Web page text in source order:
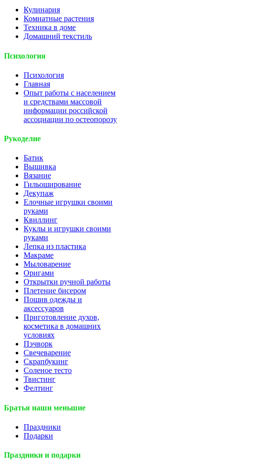
Кулинария
Комнатные растения
Техника в доме
Домашний текстиль
Психология
Психология
Главная
Опыт работы с населением
и средствами массовой
информации российской
ассоциации по остеопорозу
Рукоделие
Батик
Вышивка
Вязание
Гильоширование
Декупаж
Елочные игрушки своими
руками
Квиллинг
Куклы и игрушки своими
руками
Лепка из пластика
Макраме
Мыловарение
Оригами
Открытки ручной работы
Плетение бисером
Пошив одежды и
аксессуаров
Приготовление духов,
косметика в домашних
условиях
Пэчворк
Свечеварение
Скрапбукинг
Соленое тесто
Твистинг
Фелтинг
Братья наши меньшие
Праздники
Подарки
Праздники и подарки